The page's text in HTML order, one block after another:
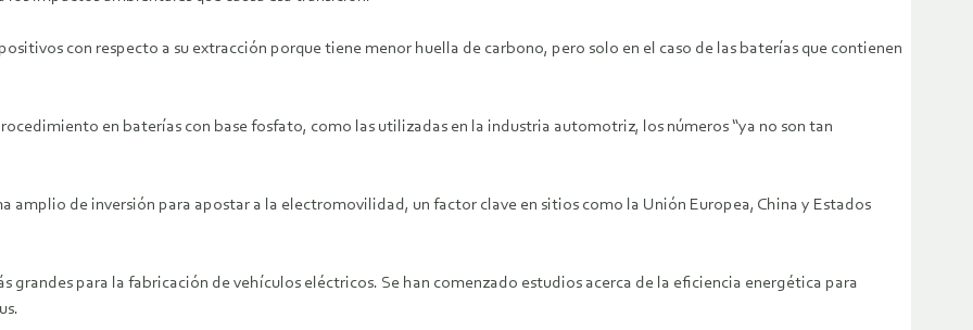
con respecto a su extracción porque tiene menor huella de carbono, pero solo en el caso de las baterías que contienen
en baterías con base fosfato, como las utilizadas en la industria automotriz, los números “ya no son tan
amplio de inversión para apostar a la electromovilidad, un factor clave en sitios como la Unión Europea, China y Estados
grandes para la fabricación de vehículos eléctricos. Se han comenzado estudios acerca de la eficiencia energética para